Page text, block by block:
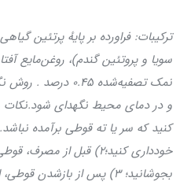
نمک تصفیه‌شده ۰.۴۵ درصد .
روش
و در دمای محیط نگهدای شود.
کنید که سر یا ته قوطی برآمده
خودداری کنید؛
بجوشانید؛ ۳) پس از بازشدن